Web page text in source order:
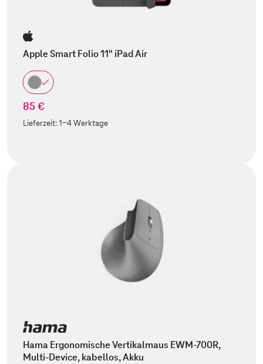
Apple Smart Folio 11" iPad Air
85 €
Lieferzeit:1-4 Werktage
Hama Ergonomische Vertikalmaus EWM-700R,
Multi-Device, kabellos, Akku